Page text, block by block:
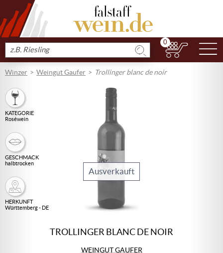
Produkt
suchen
0
Winzer Weingut Gaufer Trollinger blanc de noir
KATEGORIE
Roséwein
GESCHMACK
halbtrocken
HERKUNFT
Württemberg - DE
Ausverkauft
TROLLINGER BLANC DE NOIR
WEINGUT GAUFER